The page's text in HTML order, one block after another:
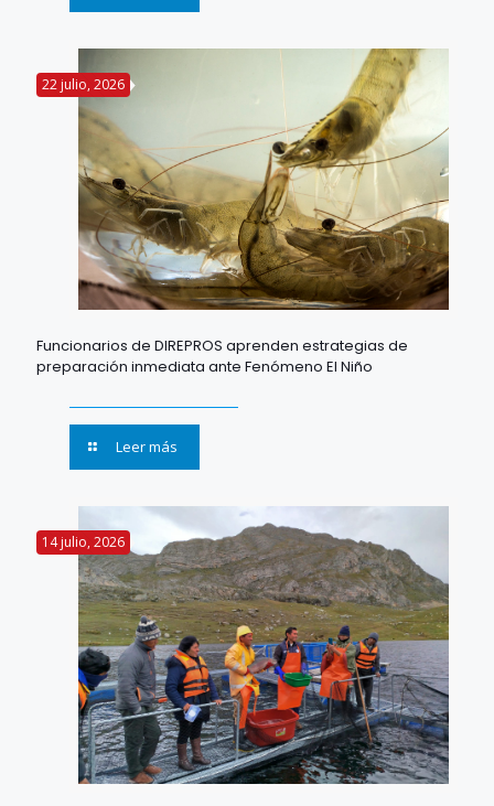
22 julio, 2026
Funcionarios de DIREPROS aprenden estrategias de
preparación inmediata ante Fenómeno El Niño
Leer más
14 julio, 2026